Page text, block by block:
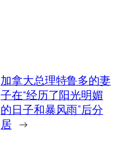
加拿大总理特鲁多的妻
子在“经历了阳光明媚
的日子和暴风雨”后分
居 →